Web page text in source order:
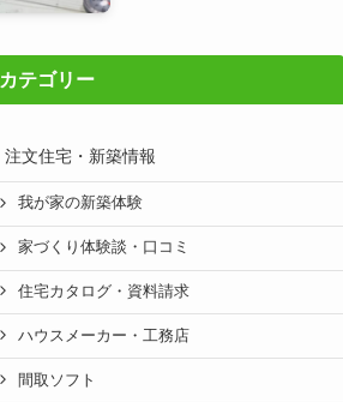
カテゴリー
注文住宅・新築情報
我が家の新築体験
家づくり体験談・口コミ
住宅カタログ・資料請求
ハウスメーカー・工務店
間取ソフト